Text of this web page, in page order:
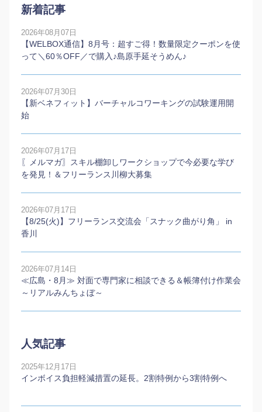
新着記事
2026年08月07日
【WELBOX通信】8月号：超すご得！数量限定クーポンを使
って＼60％OFF／で購入♪島原手延そうめん♪
2026年07月30日
【新ベネフィット】バーチャルコワーキングの試験運用開
始
2026年07月17日
〖メルマガ〗スキル棚卸しワークショップで今必要な学び
を発見！＆フリーランス川柳大募集
2026年07月17日
【8/25(火)】フリーランス交流会「スナック曲がり角」 in
香川
2026年07月14日
≪広島・8月≫ 対面で専門家に相談できる＆帳簿付け作業会
～リアルみんちょぼ～
人気記事
2025年12月17日
インボイス負担軽減措置の延長。2割特例から3割特例へ